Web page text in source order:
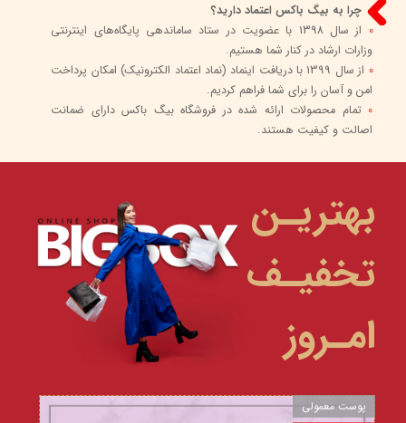
چرا به بیگ باکس اعتماد دارید؟
0
از سال 1398 با عضویت در ستاد ساماندهی پایگاه‌های اینترنتی
وزارات ارشاد در کنار شما هستیم.
0
از سال 1399 با دریافت اینماد (نماد اعتماد الکترونیک) امکان پرداخت
امن و آسان را برای شما فراهم کردیم.
0 تمام محصولات ارائه شده در فروشگاه بیگ باکس دارای ضمانت
اصالت و کیفیت هستند.
بهتریـن
تخفیـف
امـروز
پوست معمولی